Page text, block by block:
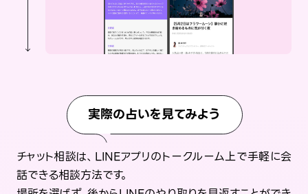
実際の占いを見てみよう
チャット相談は、LINEアプリのトークルーム上で手軽に会
話できる相談方法です。